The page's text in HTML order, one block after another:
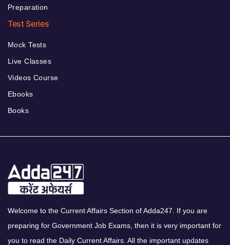
Preparation
Test Series
Mock Tests
Live Classes
Videos Course
Ebooks
Books
Welcome to the Current Affairs Section of Adda247. If you are
preparing for Government Job Exams, then it is very important for
you to read the Daily Current Affairs. All the important updates